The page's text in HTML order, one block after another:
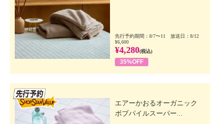
先行予約期間：8/7〜11 放送日：8/12
¥6,600
¥4,280(税込)
35%OFF
エアーかおるオーガニック
ボブパイルスーパー...